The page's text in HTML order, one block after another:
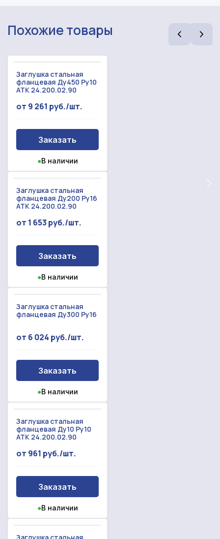
Похожие товары
Заглушка стальная
фланцевая Ду450 Ру10
АТК 24.200.02.90
от 9 261 руб./шт.
Заказать
●В наличии
Заглушка стальная
фланцевая Ду200 Ру16
АТК 24.200.02.90
от 1 653 руб./шт.
Заказать
●В наличии
Заглушка стальная
фланцевая Ду300 Ру16
от 6 024 руб./шт.
Заказать
●В наличии
Заглушка стальная
фланцевая Ду10 Ру10
АТК 24.200.02.90
от 961 руб./шт.
Заказать
●В наличии
Рассчитать смету
точный расчет сметы. Мы свяжемся с вами в
кратчайшие сроки.
Прикрепить смету на расчет
Отправить запрос
телефона
Мы свяжемся с вами в ближайшее время!
Предоставим бесплатную консультацию по
нашим товарам и актуальным ценам на
Заказать звонок
Даю согласие на
спасибо!
С вами свяжется наш менеджер.
Форма не отправлена!